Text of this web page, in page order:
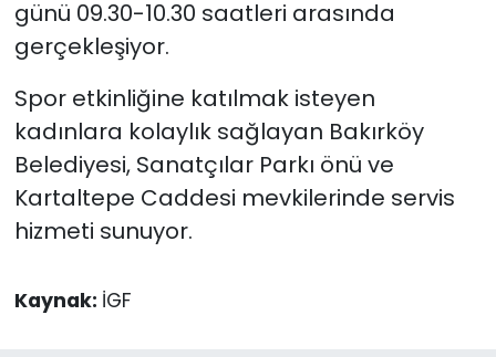
günü 09.30-10.30 saatleri arasında
gerçekleşiyor.
Spor etkinliğine katılmak isteyen
kadınlara kolaylık sağlayan Bakırköy
Belediyesi, Sanatçılar Parkı önü ve
Kartaltepe Caddesi mevkilerinde servis
hizmeti sunuyor.
Kaynak: İGF